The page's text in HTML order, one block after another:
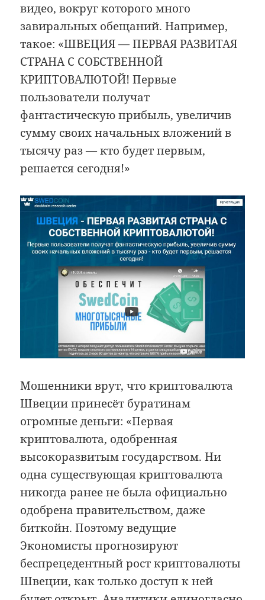
видео, вокруг которого много
завиральных обещаний. Например,
такое: «ШВЕЦИЯ — ПЕРВАЯ РАЗВИТАЯ
СТРАНА С СОБСТВЕННОЙ
КРИПТОВАЛЮТОЙ! Первые
пользователи получат
фантастическую прибыль, увеличив
сумму своих начальных вложений в
тысячу раз — кто будет первым,
решается сегодня!»
Мошенники врут, что криптовалюта
Швеции принесёт буратинам
огромные деньги: «Первая
криптовалюта, одобренная
высокоразвитым государством. Ни
одна существующая криптовалюта
никогда ранее не была официально
одобрена правительством, даже
биткойн. Поэтому ведущие
Экономисты прогнозируют
беспрецедентный рост криптовалюты
Швеции, как только доступ к ней